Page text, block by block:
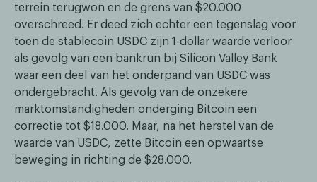
terrein terugwon en de grens van $20.000
overschreed. Er deed zich echter een tegenslag voor
toen de stablecoin USDC zijn 1-dollar waarde verloor
als gevolg van een bankrun bij Silicon Valley Bank
waar een deel van het onderpand van USDC was
ondergebracht. Als gevolg van de onzekere
marktomstandigheden onderging Bitcoin een
correctie tot $18.000. Maar, na het herstel van de
waarde van USDC, zette Bitcoin een opwaartse
beweging in richting de $28.000.